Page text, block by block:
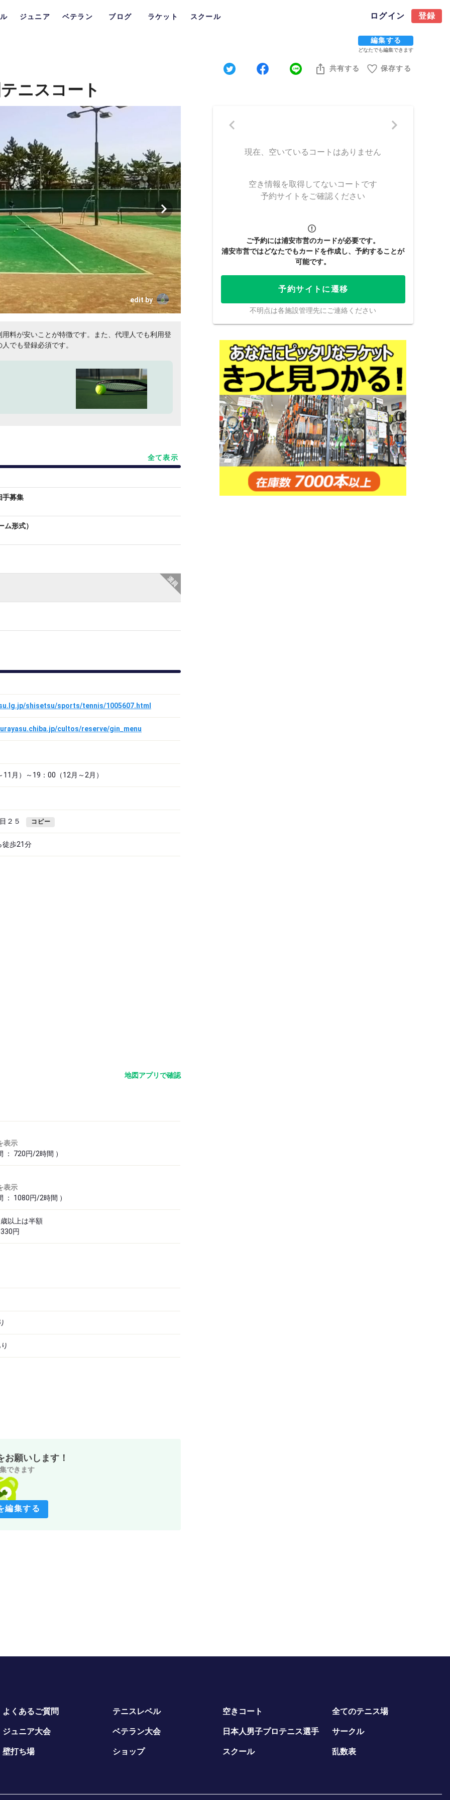
ジュニア ベテラン ブログ ラケット スクール ログイン 登録
編集する
どなたでも編集できます
共有する 保存する
ニスコート
edit by
料が安いことが特徴です。また、代理人でも利用登
でも登録必須です。
全て表示
手募集
形式）
shisetsu/sports/tennis/1005607.html
cultos/reserve/gin_menu
月）～19：00（12月～2月）
２５ コピー
徒歩21分
地図アプリで確認
表示
： 720円/2時間 ）
表示
： 1080円/2時間 ）
以上は半額
円
願いします！
できます
編集する
現在、空いているコートはありません
空き情報を取得してないコートです
予約サイトをご確認ください
ご予約には浦安市営のカードが必要です。
浦安市営ではどなたでもカードを作成し、予約することが
可能です。
予約サイトに遷移
不明点は各施設管理先にご連絡ください
よくあるご質問 テニスレベル 空きコート 全てのテニス場
ジュニア大会 ベテラン大会 日本人男子プロテニス選手 サークル
壁打ち場 ショップ スクール 乱数表